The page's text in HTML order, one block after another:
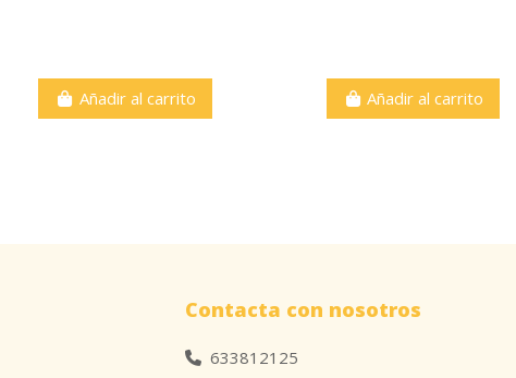
Añadir al carrito Añadir al carrito
Contacta con nosotros
633812125